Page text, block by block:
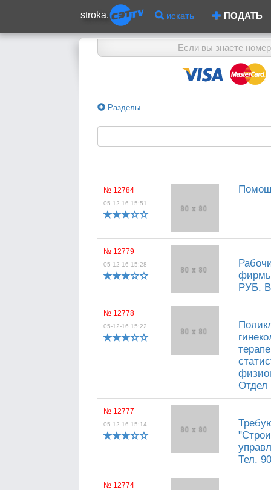
stroka. искать ПОДАТЬ
Если вы знаете
Разделы
№ 12784
05-12-16 15:51
№ 12779
05-12-16 15:28
РУБ.
№ 12778
05-12-16 15:22
Отдел
№ 12777
05-12-16 15:14
Тел.
№ 12774